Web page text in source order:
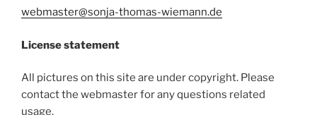
webmaster@sonja-thomas-wiemann.de
License statement
All pictures on this site are under copyright. Please
contact the webmaster for any questions related
usage.